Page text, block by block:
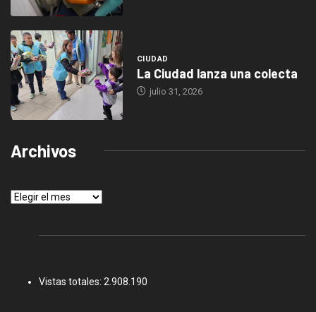
CIUDAD
La Ciudad lanza una colecta
julio 31, 2026
Archivos
Archivos
Vistas totales: 2.908.190